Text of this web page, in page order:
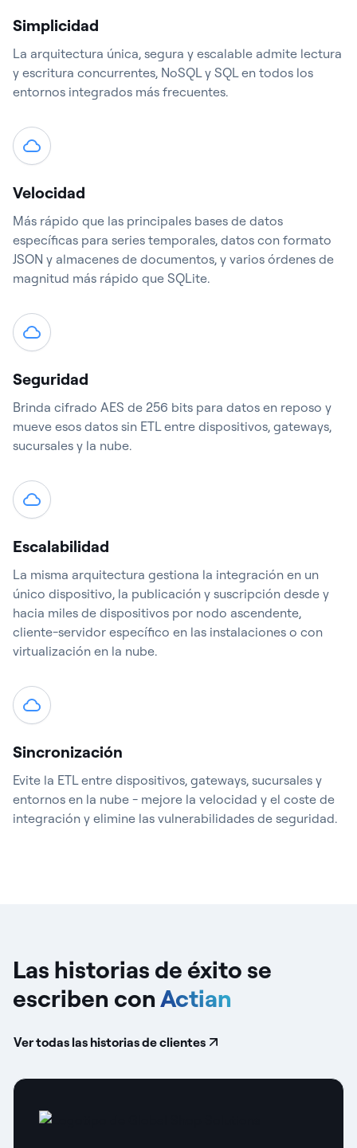
Simplicidad
La arquitectura única, segura y escalable admite lectura
y escritura concurrentes, NoSQL y SQL en todos los
entornos integrados más frecuentes.
Velocidad
Más rápido que las principales bases de datos
específicas para series temporales, datos con formato
JSON y almacenes de documentos, y varios órdenes de
magnitud más rápido que SQLite.
Seguridad
Brinda cifrado AES de 256 bits para datos en reposo y
mueve esos datos sin ETL entre dispositivos, gateways,
sucursales y la nube.
Escalabilidad
La misma arquitectura gestiona la integración en un
único dispositivo, la publicación y suscripción desde y
hacia miles de dispositivos por nodo ascendente,
cliente-servidor específico en las instalaciones o con
virtualización en la nube.
Sincronización
Evite la ETL entre dispositivos, gateways, sucursales y
entornos en la nube - mejore la velocidad y el coste de
integración y elimine las vulnerabilidades de seguridad.
Las historias de éxito se
escriben conActian
Ver todas las historias de clientes